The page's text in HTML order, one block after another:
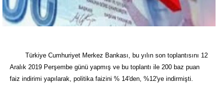
Türkiye Cumhuriyet Merkez Bankası, bu yılın son toplantısını 12
Aralık 2019 Perşembe günü yapmış ve bu toplantı ile 200 baz puan
faiz indirimi yapılarak, politika faizini % 14'den, %12'ye indirmişti.